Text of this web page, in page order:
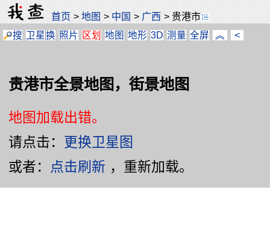
首页 >地图 > 中国 > 广西 >贵港市
搜 卫星换 照片 区划 地图 地形 3D 测量 全屏 ︽ <
贵港市全景地图，街景地图
地图加载出错。
请点击： 更换卫星图
或者： 点击刷新 ，重新加载。